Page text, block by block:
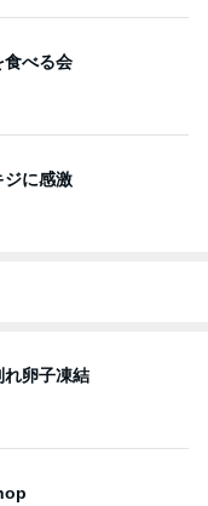
食べる会
ジに感激
れ卵子凍結